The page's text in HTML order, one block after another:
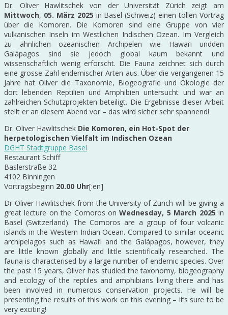
Dr. Oliver Hawlitschek von der Universität Zürich zeigt am
Mittwoch, 05. März 2025 in Basel (Schweiz) einen tollen Vortrag
über die Komoren. Die Komoren sind eine Gruppe von vier
vulkanischen Inseln im Westlichen Indischen Ozean. Im Vergleich
zu ähnlichen ozeanischen Archipelen wie Hawai‘i undden
Galápagos sind sie jedoch global kaum bekannt und
wissenschaftlich wenig erforscht. Die Fauna zeichnet sich durch
eine grosse Zahl endemischer Arten aus. Über die vergangenen 15
Jahre hat Oliver die Taxonomie, Biogeografie und Ökologie der
dort lebenden Reptilien und Amphibien untersucht und war an
zahlreichen Schutzprojekten beteiligt. Die Ergebnisse dieser Arbeit
stellt er an diesem Abend vor – das wird sicher sehr spannend!
Dr. Oliver Hawlitschek Die Komoren, ein Hot-Spot der
herpetologischen Vielfalt im Indischen Ozean
DGHT Stadtgruppe Basel
Restaurant Schiff
Baslerstraße 32
4102 Binningen
Vortragsbeginn 20.00 Uhr[:en]
Dr Oliver Hawlitschek from the University of Zurich will be giving a
great lecture on the Comoros onWednesday, 5 March 2025 in
Basel (Switzerland). The Comoros are a group of four volcanic
islands in the Western Indian Ocean. Compared to similar oceanic
archipelagos such as Hawai’i and the Galápagos, however, they
are little known globally and little scientifically researched. The
fauna is characterised by a large number of endemic species. Over
the past 15 years, Oliver has studied the taxonomy, biogeography
and ecology of the reptiles and amphibians living there and has
been involved in numerous conservation projects. He will be
presenting the results of this work on this evening – it’s sure to be
very exciting!